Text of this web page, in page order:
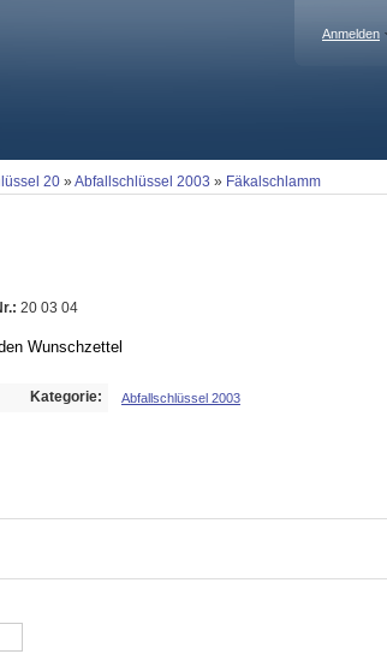
Anmelden
20 »Abfallschlüssel 2003 » Fäkalschlamm
20 03 04
Wunschzettel
Kategorie: Abfallschlüssel 2003